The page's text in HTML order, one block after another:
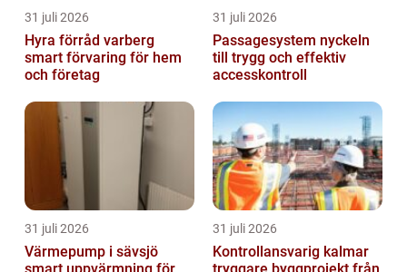
31 juli 2026
Hyra förråd varberg
smart förvaring för hem
och företag
31 juli 2026
Passagesystem nyckeln
till trygg och effektiv
accesskontroll
31 juli 2026
Värmepump i sävsjö
31 juli 2026
Kontrollansvarig kalmar